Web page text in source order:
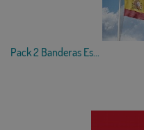
Pack 2 Banderas Es...